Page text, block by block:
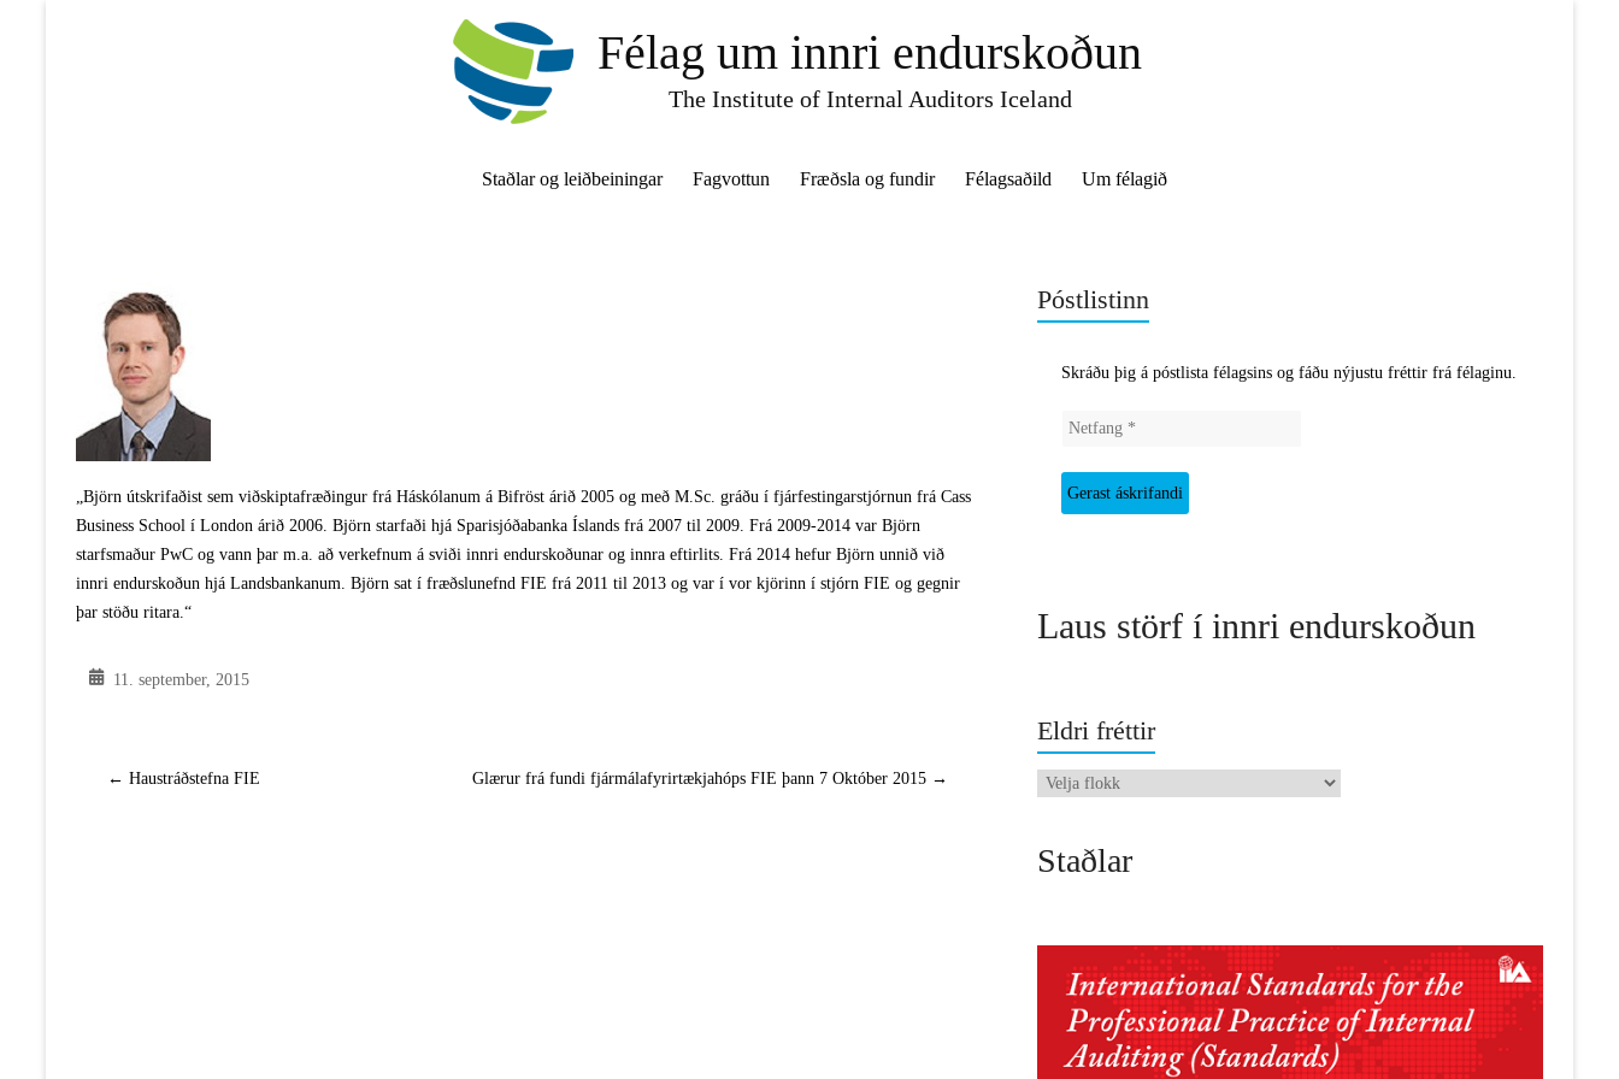
Félag um innri endurskoðun
The Institute of Internal Auditors Iceland
Staðlar og leiðbeiningar Fagvottun Fræðsla og fundir Félagsaðild Um félagið
„Björn útskrifaðist sem viðskiptafræðingur frá Háskólanum á Bifröst árið 2005 og með M.Sc. gráðu í fjárfestingarstjórnun frá Cass
Business School í London árið 2006. Björn starfaði hjá Sparisjóðabanka Íslands frá 2007 til 2009. Frá 2009-2014 var Björn
starfsmaður PwC og vann þar m.a. að verkefnum á sviði innri endurskoðunar og innra eftirlits. Frá 2014 hefur Björn unnið við
innri endurskoðun hjá Landsbankanum. Björn sat í fræðslunefnd FIE frá 2011 til 2013 og var í vor kjörinn í stjórn FIE og gegnir
þar stöðu ritara.“
11. september, 2015
← Haustráðstefna FIE Glærur frá fundi fjármálafyrirtækjahóps FIE þann 7 Október 2015 →
Póstlistinn
Skráðu þig á póstlista félagsins og fáðu nýjustu fréttir frá félaginu.
Laus störf í innri endurskoðun
Eldri fréttir
Eldri
Staðlar